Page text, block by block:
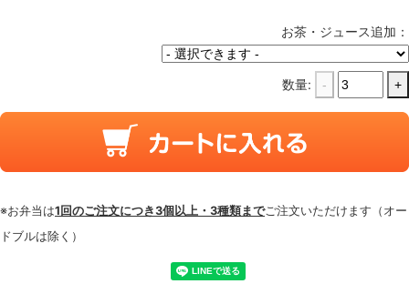
お茶・ジュース追加：
数量: - +
※お弁当は1回のご注文につき3個以上・3種類までご注文いただけます（オー
ドブルは除く）